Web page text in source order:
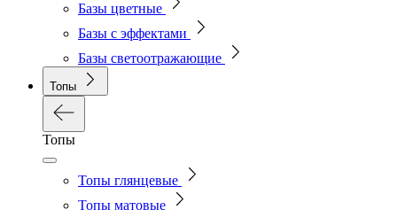
Базы цветные
Базы с эффектами
Базы светоотражающие
Топы
Топы
Топы глянцевые
Топы матовые